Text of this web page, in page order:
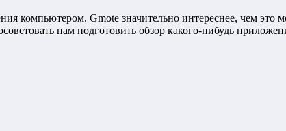
компьютером. Gmote значительно интереснее, чем это
нам подготовить обзор какого-нибудь